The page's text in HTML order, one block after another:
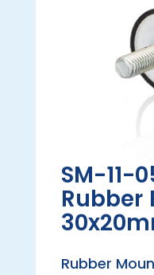
SM-11-
Rubber
Rubber